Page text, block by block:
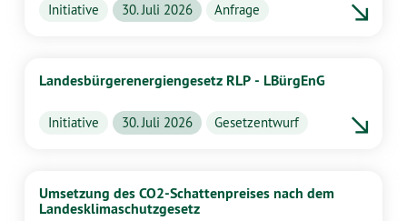
Initiative 30. Juli 2026 Anfrage
Landesbürgerenergiengesetz RLP - LBürgEnG
Initiative 30. Juli 2026 Gesetzentwurf
Umsetzung des CO2-Schattenpreises nach dem
Landesklimaschutzgesetz